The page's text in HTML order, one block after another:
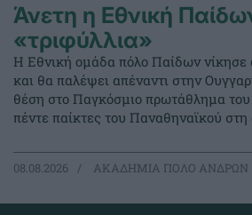
Άνετη η Εθνική
«τριφύλλια»
Η Εθνική ομάδα πόλο Παίδων νίκησε
και θα παλέψει απέναντι στην
θέση στο Παγκόσμιο πρωτάθλημα
πέντε παίκτες του Παναθηναϊκού
08.08.2026 ΑΚΑΔΗΜΙΑ ΠΟΛΟ ΑΝΔΡΩΝ